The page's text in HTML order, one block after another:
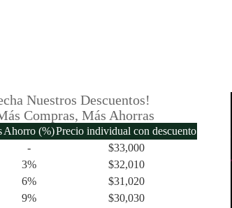
Nuestros Descuentos!
Compras, Más Ahorras
Ahorro (%)Precio individual con descuento
- $33,000
3% $32,010
6% $31,020
9% $30,030